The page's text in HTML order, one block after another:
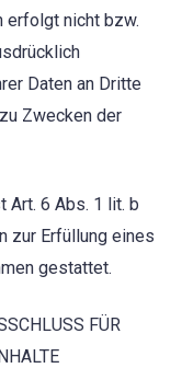
erfolgt nicht bzw.
Daten an Dritte
Zwecken der
Art. 6 Abs. 1 lit. b
zur Erfüllung eines
gestattet.
FÜR